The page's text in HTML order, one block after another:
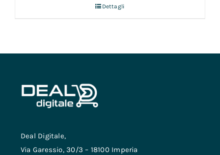
Dettagli
Deal Digitale,
Via Garessio, 30/3 – 18100 Imperia